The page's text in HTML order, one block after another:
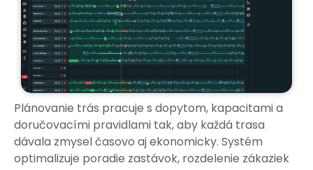
Plánovanie trás pracuje s dopytom, kapacitami a
doručovacími pravidlami tak, aby každá trasa
dávala zmysel časovo aj ekonomicky. Systém
optimalizuje poradie zastávok, rozdelenie zákaziek